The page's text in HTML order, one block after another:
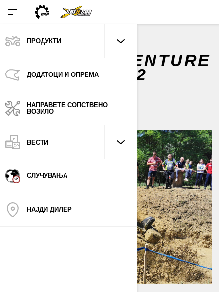
ПРОДУКТИ
ДОДАТОЦИ И ОПРЕМА
НАПРАВЕТЕ СОПСТВЕНО
ВОЗИЛО
ВЕСТИ
СЛУЧУВАЊА
НАЈДИ ДИЛЕР
CAN-AM ADVENTURE
GLINIŠTE 2022